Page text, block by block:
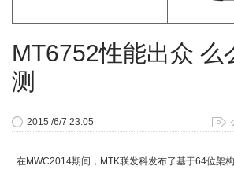
MT6752性能出众 么
测
2015 /6/7 23:05
在MWC2014期间，MTK联发科发布了基于64位架构